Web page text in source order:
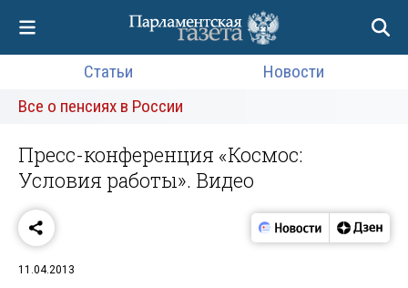
Статьи
Новости
Все о пенсиях в России
Пресс-конференция «Космос:
Условия работы». Видео
11.04.2013